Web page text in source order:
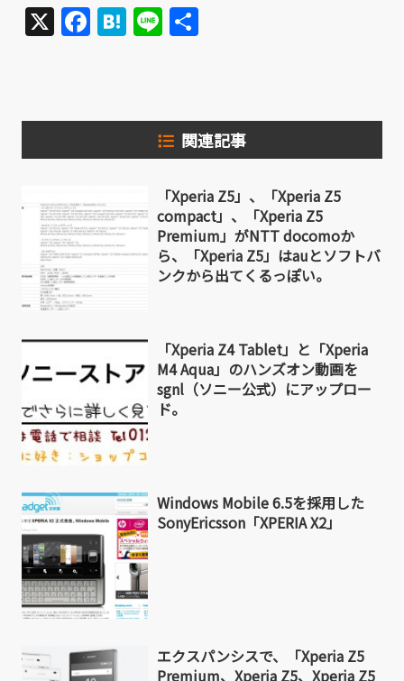
X Facebook
Hatena
Line
関連記事
「Xperia Z5」、「Xperia Z5
compact」、「Xperia Z5
Premium」がNTT docomoか
ら、「Xperia Z5」はauとソフトバ
ンクから出てくるっぽい。
「Xperia Z4 Tablet」と「Xperia
M4 Aqua」のハンズオン動画を
sgnl（ソニー公式）にアップロー
ド。
Windows Mobile 6.5を採用した
SonyEricsson「XPERIA X2」
エクスパンシスで、「Xperia Z5
Premium、Xperia Z5、Xperia Z5